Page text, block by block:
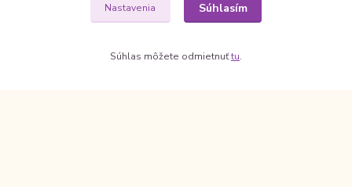
+421 905 276 211
Nastavenia Súhlasím
Súhlas môžete odmietnuťtu.